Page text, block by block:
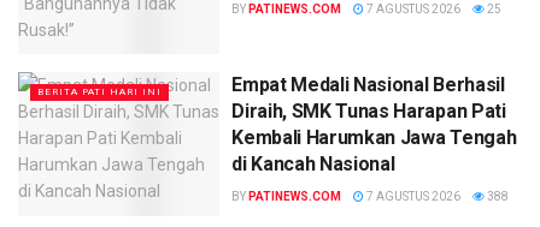
BY PATINEWS.COM 7 AGUSTUS 2026 25
BERITA PATI HARI INI
Empat Medali Nasional Berhasil
Diraih, SMK Tunas Harapan Pati
Kembali Harumkan Jawa Tengah
di Kancah Nasional
BY PATINEWS.COM 7 AGUSTUS 2026 388